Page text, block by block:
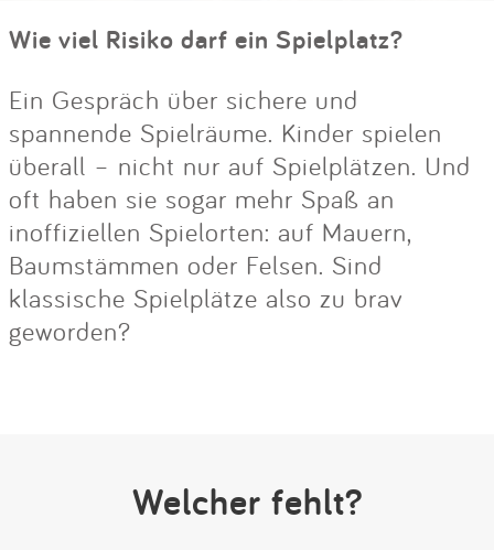
Wie viel Risiko darf ein Spielplatz?
Ein Gespräch über sichere und
spannende Spielräume. Kinder spielen
überall – nicht nur auf Spielplätzen. Und
oft haben sie sogar mehr Spaß an
inoffiziellen Spielorten: auf Mauern,
Baumstämmen oder Felsen. Sind
klassische Spielplätze also zu brav
geworden?
Welcher fehlt?